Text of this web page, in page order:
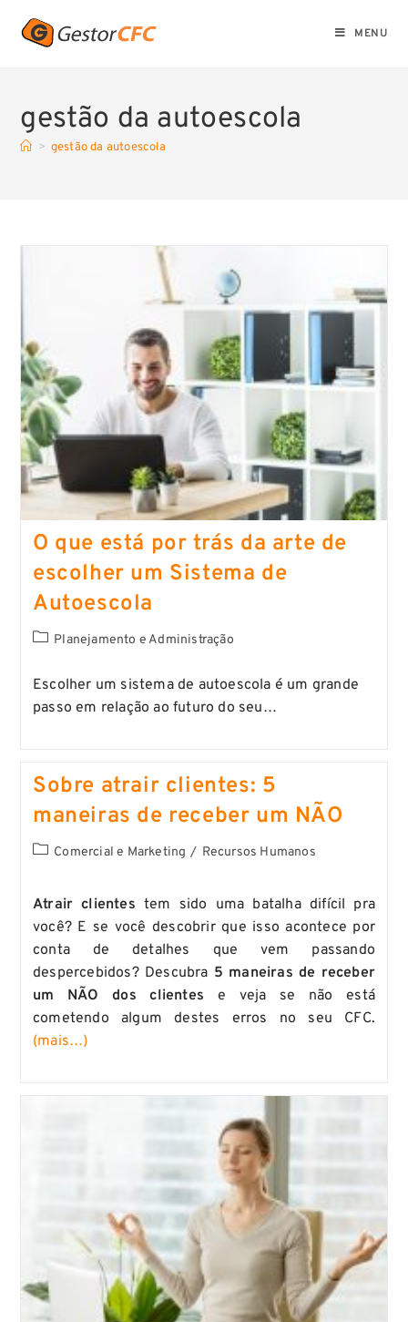
MENU
gestão da autoescola
> gestão da autoescola
O que está por trás da arte de
escolher um Sistema de
Autoescola
Planejamento e Administração
Escolher um sistema de autoescola é um grande
passo em relação ao futuro do seu…
Sobre atrair clientes: 5
maneiras de receber um NÃO
Comercial e Marketing / Recursos Humanos
Atrair clientes tem sido uma batalha difícil pra
você? E se você descobrir que isso acontece por
conta de detalhes que vem passando
despercebidos? Descubra 5 maneiras de receber
um NÃO dos clientes e veja se não está
cometendo algum destes erros no seu CFC.
(mais…)